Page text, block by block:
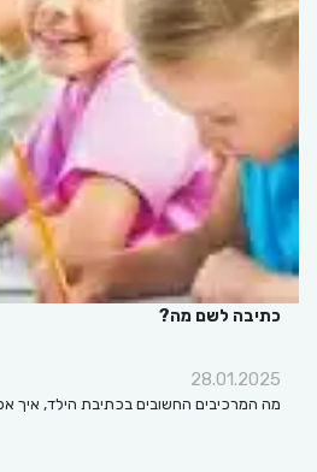
כתיבה לשם מה?
28.01.2025
מה המרכיבים החשובים בכתיבת הילד, איך